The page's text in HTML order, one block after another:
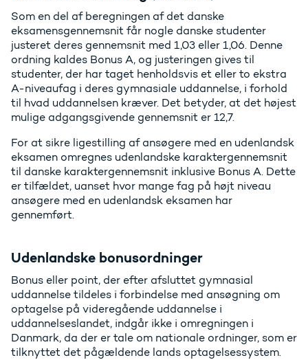
Som en del af beregningen af det danske
eksamensgennemsnit får nogle danske studenter
justeret deres gennemsnit med 1,03 eller 1,06. Denne
ordning kaldes Bonus A, og justeringen gives til
studenter, der har taget henholdsvis et eller to ekstra
A-niveaufag i deres gymnasiale uddannelse, i forhold
til hvad uddannelsen kræver. Det betyder, at det højest
mulige adgangsgivende gennemsnit er 12,7.
For at sikre ligestilling af ansøgere med en udenlandsk
eksamen omregnes udenlandske karaktergennemsnit
til danske karaktergennemsnit inklusive Bonus A. Dette
er tilfældet, uanset hvor mange fag på højt niveau
ansøgere med en udenlandsk eksamen har
gennemført.
Udenlandske bonusordninger
Bonus eller point, der efter afsluttet gymnasial
uddannelse tildeles i forbindelse med ansøgning om
optagelse på videregående uddannelse i
uddannelseslandet, indgår ikke i omregningen i
Danmark, da der er tale om nationale ordninger, som er
tilknyttet det pågældende lands optagelsessystem.